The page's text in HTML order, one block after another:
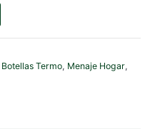
Botellas Termo, Menaje Hogar,